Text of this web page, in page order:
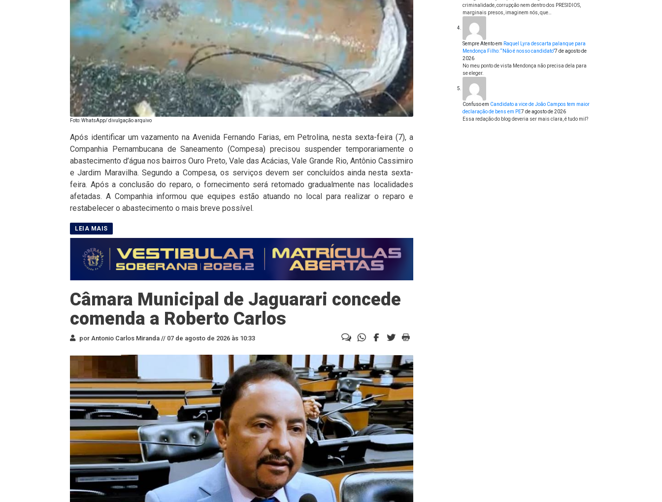
Foto: WhatsApp/ divulgação arquivo
Após identificar um vazamento na Avenida Fernando Farias, em Petrolina, nesta sexta-feira (7), a
Companhia Pernambucana de Saneamento (Compesa) precisou suspender temporariamente o
abastecimento d’água nos bairros Ouro Preto, Vale das Acácias, Vale Grande Rio, Antônio Cassimiro
e Jardim Maravilha. Segundo a Compesa, os serviços devem ser concluídos ainda nesta sexta-
feira. Após a conclusão do reparo, o fornecimento será retomado gradualmente nas localidades
afetadas. A Companhia informou que equipes estão atuando no local para realizar o reparo e
restabelecer o abastecimento o mais breve possível.
Câmara Municipal de Jaguarari concede
comenda a Roberto Carlos
por Antonio Carlos Miranda // 07 de agosto de 2026 às 10:33
criminalidade, corrupção nem dentro dos PRESIDIOS,
marginais presos, imaginem nós, que…
Sempre Atentoem Raquel Lyra descarta palanque para
Mendonça Filho: “Não é nosso candidato”7 de agosto de
2026
No meu ponto de vista Mendonça não precisa dela para
se eleger.
Confusoem Candidato a vice de João Campos tem maior
declaração de bens em PE7 de agosto de 2026
Essa redação do blog deveria ser mais clara, é tudo mil?